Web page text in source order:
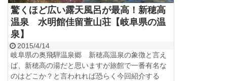
驚くほど広い露天風呂が最高！新穂高
温泉 水明館佳留萱山荘【岐阜県の温
泉】
2015/4/14
岐阜県の奥飛騨温泉郷 新穂高温泉の象徴と言え
ば、新穂高の湯だと思いますが旅館で一番有名な
のはどこか？と言われれば恐らく今回紹介する